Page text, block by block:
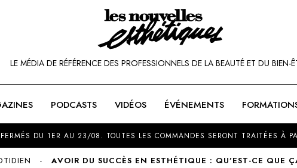
LE MÉDIA DE RÉFÉRENCE DES PROFESSIONNELS DE LA BEAUTÉ ET DU BIEN-
PODCASTS VIDÉOS ÉVÉNEMENTS
DU 1ER AU 23/08. TOUTES LES COMMANDES SERONT TRAITÉES À
AVOIR DU SUCCÈS EN ESTHÉTIQUE : QU’EST-CE QUE